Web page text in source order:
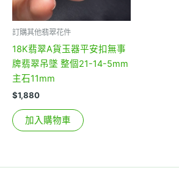
訂購其他翡翠花件
18K翡翠A貨玉器平安扣無事
牌翡翠吊墜 整個21-14-5mm
主石11mm
$1,880
加入購物車